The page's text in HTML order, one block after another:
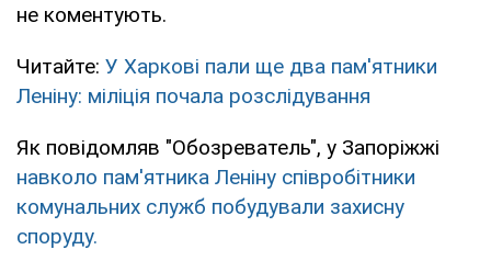
не коментують.
Читайте: У Харкові пали ще два пам'ятники
Леніну: міліція почала розслідування
Як повідомляв "Обозреватель", у Запоріжжі
навколо пам'ятника Леніну співробітники
комунальних служб побудували захисну
споруду.